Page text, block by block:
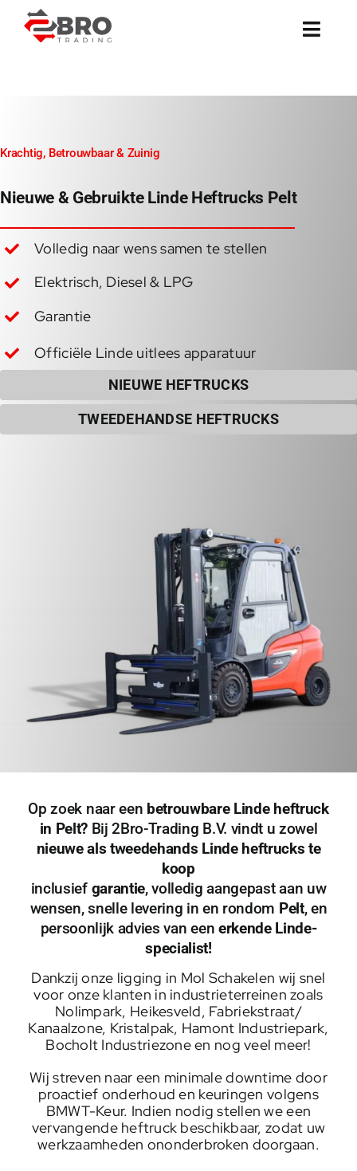
naar
inhoud
Krachtig, Betrouwbaar & Zuinig
Nieuwe & Gebruikte Linde Heftrucks Pelt
Volledig naar wens samen te stellen
Elektrisch, Diesel & LPG
Garantie
Officiële Linde uitlees apparatuur
NIEUWE HEFTRUCKS
TWEEDEHANDSE HEFTRUCKS
Op zoek naar een betrouwbare Linde heftruck
in Pelt?Bij 2Bro-Trading B.V. vindt u zowel
nieuwe als tweedehands Linde heftrucks te
koop
inclusief garantie, volledig aangepast aan uw
wensen, snelle levering in en rondom Pelt, en
persoonlijk advies van een erkende Linde-
specialist!
Dankzij onze ligging in Mol Schakelen wij snel
voor onze klanten in industrieterreinen zoals
Nolimpark, Heikesveld, Fabriekstraat/
Kanaalzone, Kristalpak, Hamont Industriepark,
Bocholt Industriezone en nog veel meer!
Wij streven naar een minimale downtime door
proactief onderhoud en keuringen volgens
BMWT-Keur. Indien nodig stellen we een
vervangende heftruck beschikbaar, zodat uw
werkzaamheden ononderbroken doorgaan.